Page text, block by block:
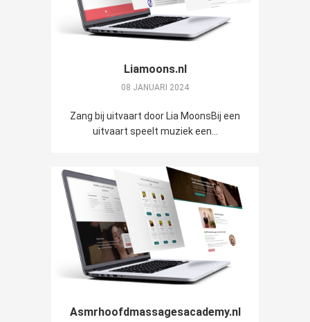
Liamoons.nl
08 JANUARI 2024
Zang bij uitvaart door Lia MoonsBij een
uitvaart speelt muziek een...
Asmrhoofdmassagesacademy.nl